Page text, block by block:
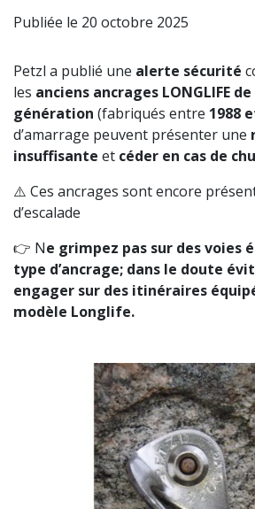
Publiée le 20 octobre 2025
Petzl a publié une alerte sécurité
les anciens ancrages LONGLIFE
génération (fabriqués entre 1988
d’amarrage peuvent présenter une
insuffisante et céder en cas de
⚠️ Ces ancrages sont encore
d’escalade
👉 Ne grimpez pas sur des voies
type d’ancrage; dans le doute
engager sur des itinéraires
modèle Longlife.